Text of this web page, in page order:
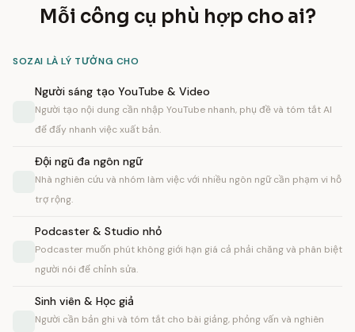
Mỗi công cụ phù hợp cho ai?
SOZAI LÀ LÝ TƯỞNG CHO
Người sáng tạo YouTube & Video
Người tạo nội dung cần nhập YouTube nhanh, phụ đề và tóm tắt AI
để đẩy nhanh việc xuất bản.
Đội ngũ đa ngôn ngữ
Nhà nghiên cứu và nhóm làm việc với nhiều ngôn ngữ cần phạm vi hỗ
trợ rộng.
Podcaster & Studio nhỏ
Podcaster muốn phút không giới hạn giá cả phải chăng và phân biệt
người nói để chỉnh sửa.
Sinh viên & Học giả
Người cần bản ghi và tóm tắt cho bài giảng, phỏng vấn và nghiên